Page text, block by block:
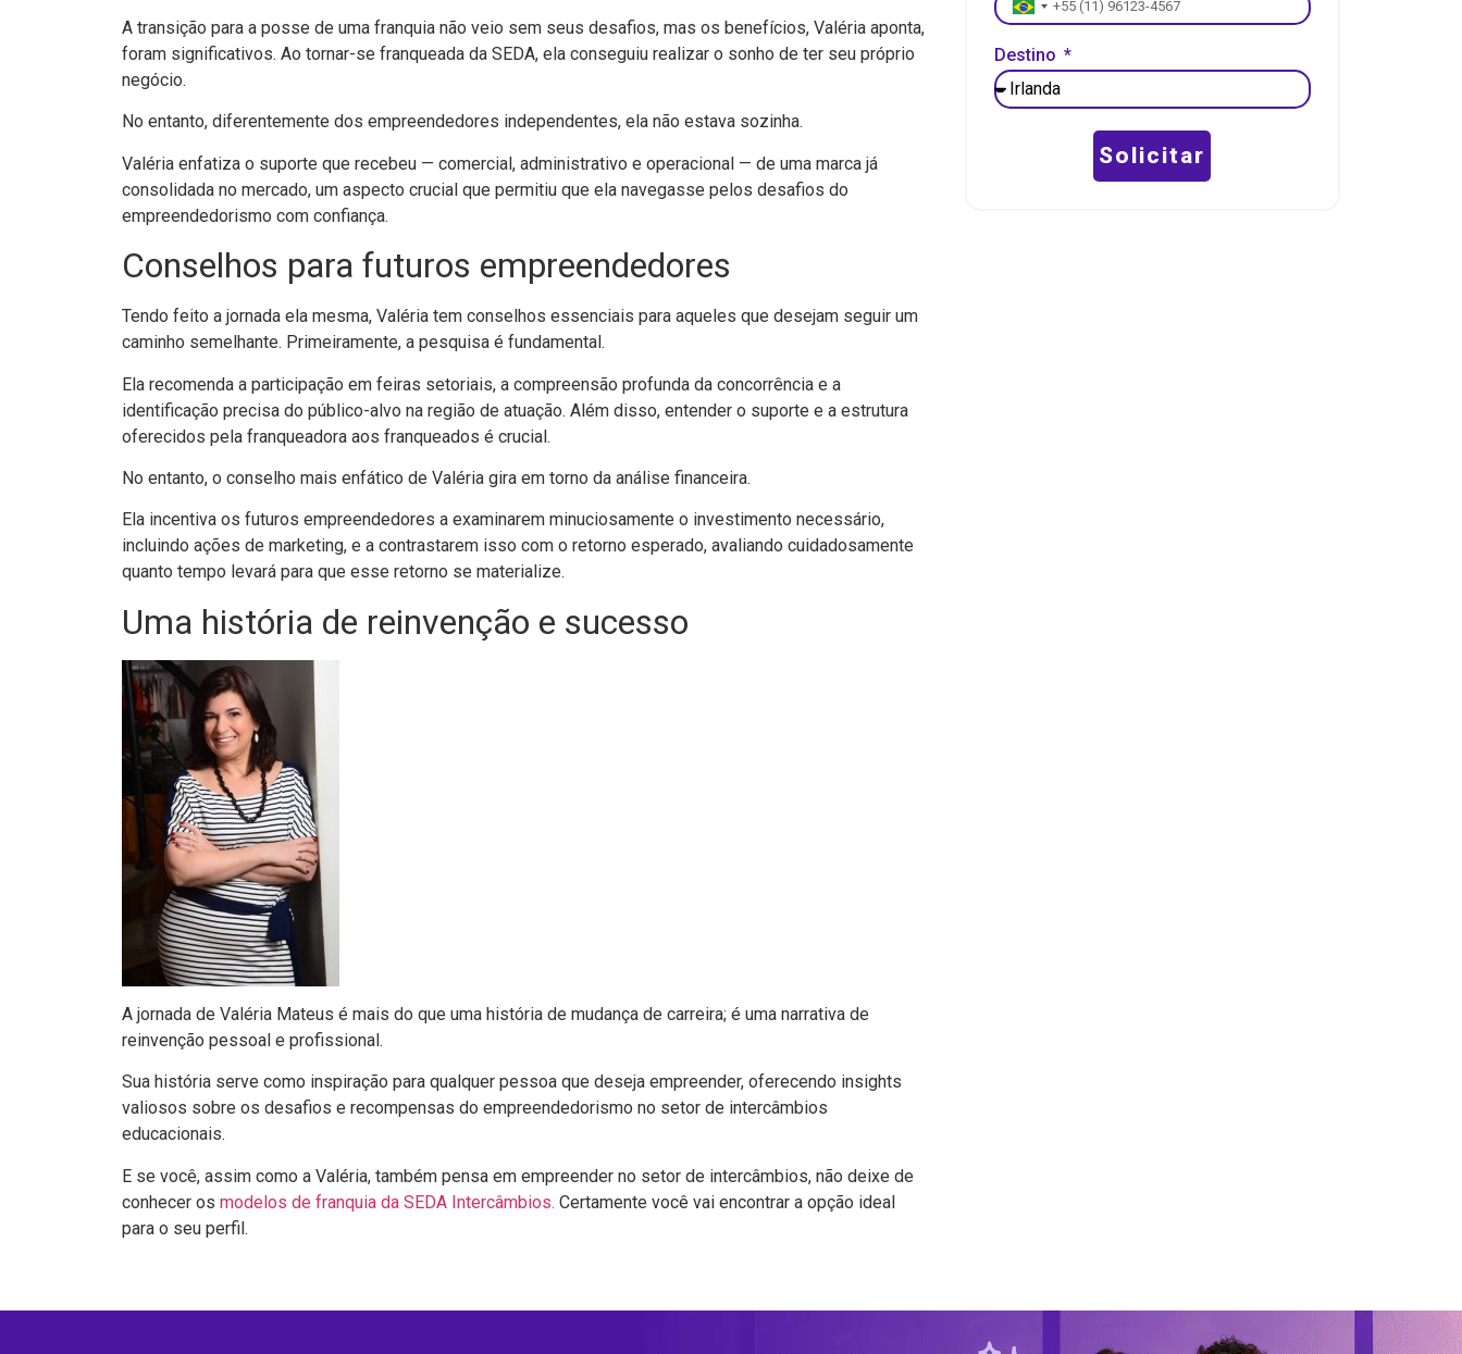
A transição para a posse de uma franquia não veio sem seus desafios, mas os benefícios, Valéria aponta,
foram significativos. Ao tornar-se franqueada da SEDA, ela conseguiu realizar o sonho de ter seu próprio
negócio.
No entanto, diferentemente dos empreendedores independentes, ela não estava sozinha.
Valéria enfatiza o suporte que recebeu — comercial, administrativo e operacional — de uma marca já
consolidada no mercado, um aspecto crucial que permitiu que ela navegasse pelos desafios do
empreendedorismo com confiança.
Conselhos para futuros empreendedores
Tendo feito a jornada ela mesma, Valéria tem conselhos essenciais para aqueles que desejam seguir um
caminho semelhante. Primeiramente, a pesquisa é fundamental.
Ela recomenda a participação em feiras setoriais, a compreensão profunda da concorrência e a
identificação precisa do público-alvo na região de atuação. Além disso, entender o suporte e a estrutura
oferecidos pela franqueadora aos franqueados é crucial.
No entanto, o conselho mais enfático de Valéria gira em torno da análise financeira.
Ela incentiva os futuros empreendedores a examinarem minuciosamente o investimento necessário,
incluindo ações de marketing, e a contrastarem isso com o retorno esperado, avaliando cuidadosamente
quanto tempo levará para que esse retorno se materialize.
Uma história de reinvenção e sucesso
A jornada de Valéria Mateus é mais do que uma história de mudança de carreira; é uma narrativa de
reinvenção pessoal e profissional.
Sua história serve como inspiração para qualquer pessoa que deseja empreender, oferecendo insights
valiosos sobre os desafios e recompensas do empreendedorismo no setor de intercâmbios
educacionais.
E se você, assim como a Valéria, também pensa em empreender no setor de intercâmbios, não deixe de
conhecer os modelos de franquia da SEDA Intercâmbios. Certamente você vai encontrar a opção ideal
para o seu perfil.
Brazil +55
Destino
Solicitar